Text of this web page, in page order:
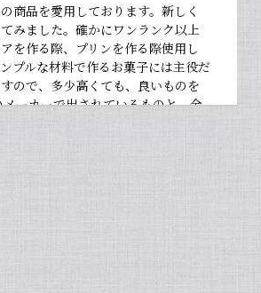
商品を愛用しております。新しく
みました。確かにワンランク以上
を作る際、プリンを作る際使用し
プルな材料で作るお菓子には主役だ
ので、多少高くても、良いものを
ーカーで出されているものと、全